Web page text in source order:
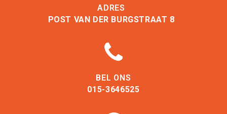
ADRES
POST VAN DER BURGSTRAAT 8
BEL ONS
015-3646525